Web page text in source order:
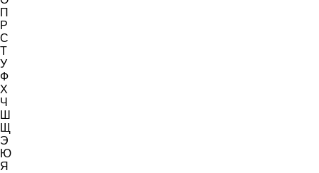
П
Р
С
Т
У
Ф
Х
Ч
Ш
Щ
Э
Ю
Я